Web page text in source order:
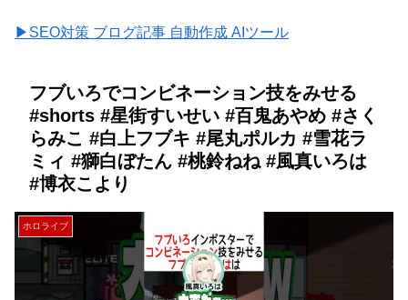
▶SEO対策 ブログ記事 自動作成 AIツール
フブいろでコンビネーション技をみせる
#shorts #星街すいせい #百鬼あやめ #さく
らみこ #白上フブキ #尾丸ポルカ #雪花ラ
ミィ #獅白ぼたん #桃鈴ねね #風真いろは
#博衣こより
ホロライブ